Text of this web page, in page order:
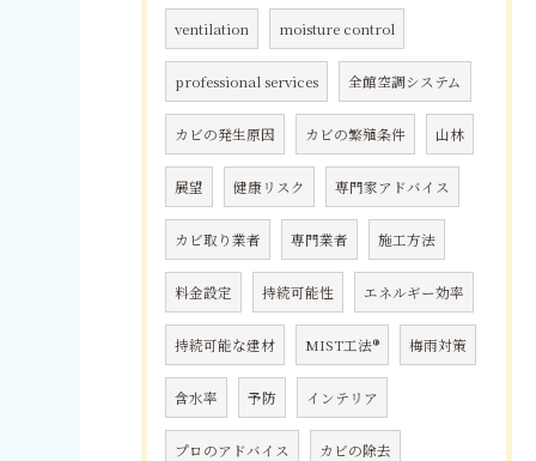
ventilation moisture control
professional services 全館空調システム
カビの発生原因 カビの繁殖条件 山林
展望 健康リスク 専門家アドバイス
カビ取り業者 専門業者 施工方法
料金設定 持続可能性 エネルギー効率
持続可能な建材 MIST工法® 梅雨対策
含水率 予防 インテリア
プロのアドバイス カビの除去